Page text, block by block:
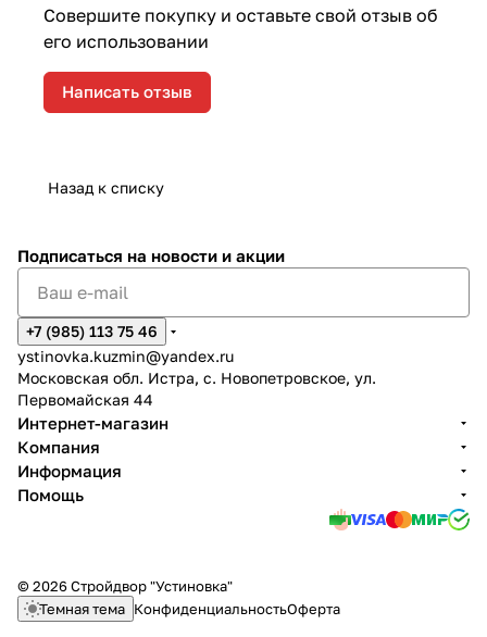
Совершите покупку и оставьте свой отзыв об
его использовании
Написать отзыв
Назад к списку
Подписаться на новости и акции
+7 (985) 113 75 46
ystinovka.kuzmin@yandex.ru
Московская обл. Истра, с. Новопетровское, ул.
Первомайская 44
Интернет-магазин
Компания
Информация
Помощь
© 2026 Стройдвор "Устиновка"
Темная тема КонфиденциальностьОферта